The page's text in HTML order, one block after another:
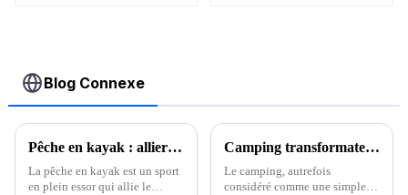
Blog Connexe
Pêche en kayak : allier le plaisir de la pêche à la liberté du kayak
La pêche en kayak est un sport
en plein essor qui allie le
Camping transformateur : un voyage qui change des vies
Le camping, autrefois
considéré comme une simple